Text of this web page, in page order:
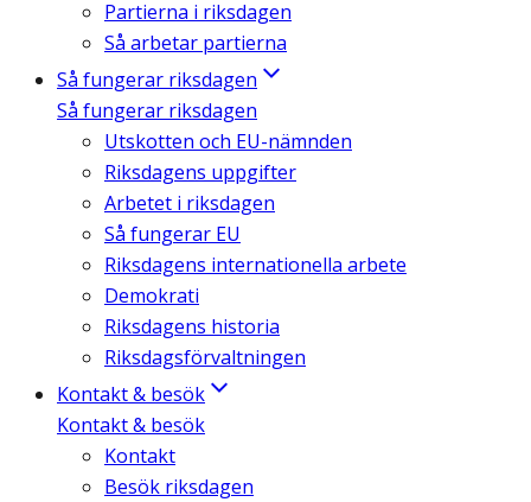
Partierna i riksdagen
Så arbetar partierna
Så fungerar riksdagen
Så fungerar riksdagen
Utskotten och EU-nämnden
Riksdagens uppgifter
Arbetet i riksdagen
Så fungerar EU
Riksdagens internationella arbete
Demokrati
Riksdagens historia
Riksdagsförvaltningen
Kontakt & besök
Kontakt & besök
Kontakt
Besök riksdagen